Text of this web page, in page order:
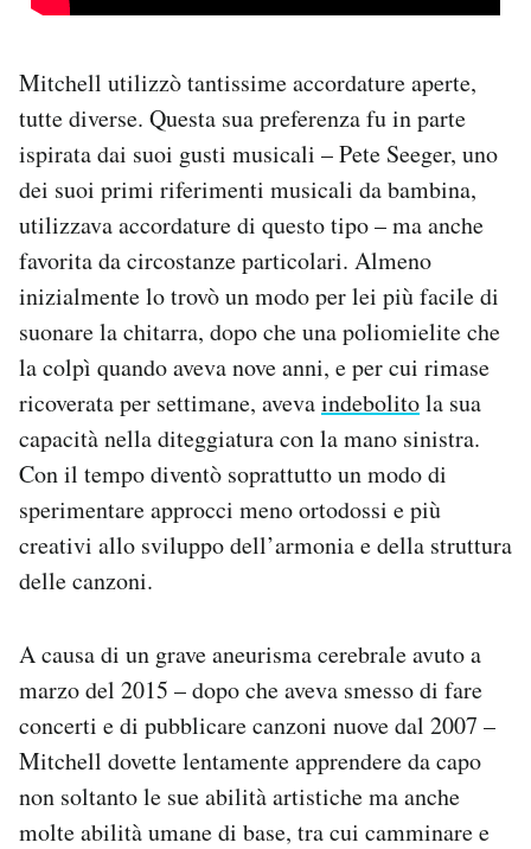
Mitchell utilizzò tantissime accordature aperte,
tutte diverse. Questa sua preferenza fu in parte
ispirata dai suoi gusti musicali – Pete Seeger, uno
dei suoi primi riferimenti musicali da bambina,
utilizzava accordature di questo tipo – ma anche
favorita da circostanze particolari. Almeno
inizialmente lo trovò un modo per lei più facile di
suonare la chitarra, dopo che una poliomielite che
la colpì quando aveva nove anni, e per cui rimase
ricoverata per settimane, avevaindebolitola sua
capacità nella diteggiatura con la mano sinistra.
Con il tempo diventò soprattutto un modo di
sperimentare approcci meno ortodossi e più
creativi allo sviluppo dell’armonia e della struttura
delle canzoni.
A causa di un grave aneurisma cerebrale avuto a
marzo del 2015 – dopo che aveva smesso di fare
concerti e di pubblicare canzoni nuove dal 2007 –
Mitchell dovette lentamente apprendere da capo
non soltanto le sue abilità artistiche ma anche
molte abilità umane di base, tra cui camminare e